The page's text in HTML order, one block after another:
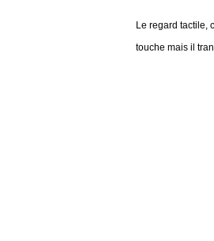
Le regard tactile,
touche mais il